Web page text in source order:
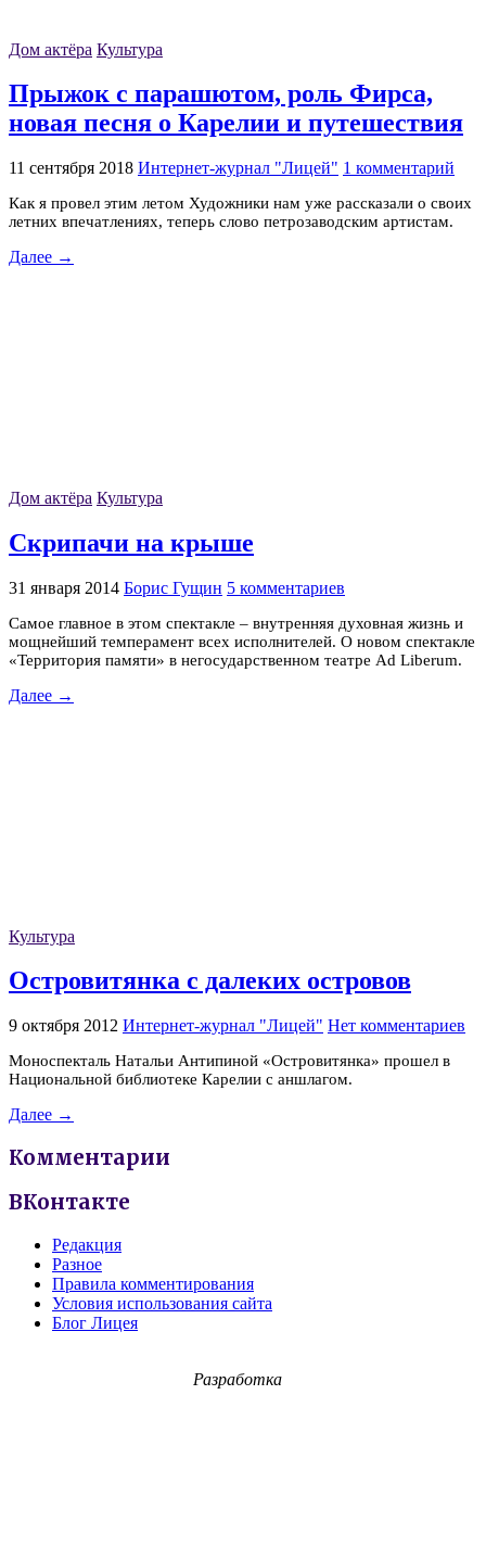
Дом актёра Культура
Прыжок с парашютом, роль Фирса,
новая песня о Карелии и путешествия
11 сентября 2018 Интернет-журнал "Лицей" 1 комментарий
Как я провел этим летом Художники нам уже рассказали о своих
летних впечатлениях, теперь слово петрозаводским артистам.
Далее →
Дом актёра Культура
Скрипачи на крыше
31 января 2014 Борис Гущин 5 комментариев
Самое главное в этом спектакле – внутренняя духовная жизнь и
мощнейший темперамент всех исполнителей. О новом спектакле
«Территория памяти» в негосударственном театре Ad Liberum.
Далее →
Культура
Островитянка с далеких островов
9 октября 2012 Интернет-журнал "Лицей" Нет комментариев
Моноспекталь Натальи Антипиной «Островитянка» прошел в
Национальной библиотеке Карелии с аншлагом.
Далее →
Комментарии
ВКонтакте
Редакция
Разное
Правила комментирования
Условия использования сайта
Блог Лицея
Разработка